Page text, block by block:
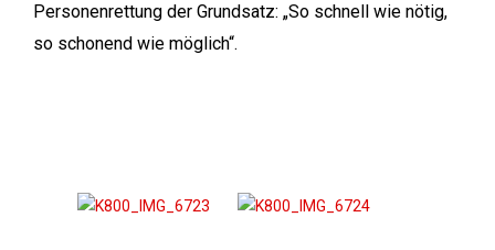
Personenrettung der Grundsatz: „So schnell wie nötig,
so schonend wie möglich“.